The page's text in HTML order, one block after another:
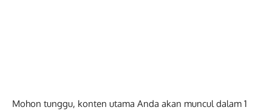
Mohon tunggu, konten utama Anda akan muncul dalam 0